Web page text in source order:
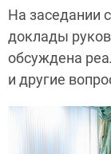
На заседании
доклады
обсуждена
и другие